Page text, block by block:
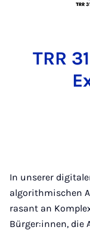
TRR
In unserer
algorithmischen
rasant an
Bürger:innen, die